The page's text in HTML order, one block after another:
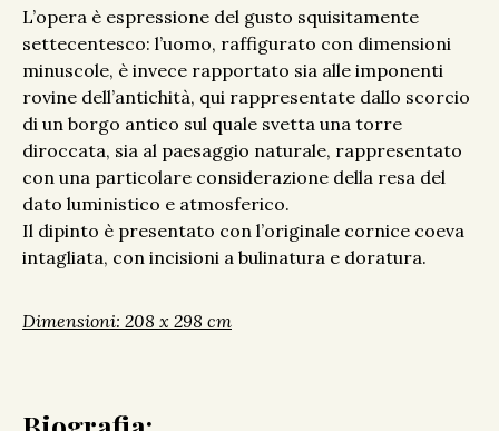
L’opera è espressione del gusto squisitamente
settecentesco: l’uomo, raffigurato con dimensioni
minuscole, è invece rapportato sia alle imponenti
rovine dell’antichità, qui rappresentate dallo scorcio
di un borgo antico sul quale svetta una torre
diroccata, sia al paesaggio naturale, rappresentato
con una particolare considerazione della resa del
dato luministico e atmosferico.
Il dipinto è presentato con l’originale cornice coeva
intagliata, con incisioni a bulinatura e doratura.
Dimensioni: 208 x 298 cm